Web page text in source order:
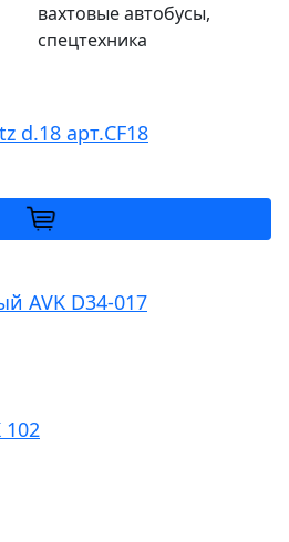
вахтовые автобусы,
спецтехника
d.18 арт.CF18
AVK D34-017
102